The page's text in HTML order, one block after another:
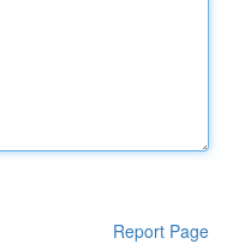
Report Page